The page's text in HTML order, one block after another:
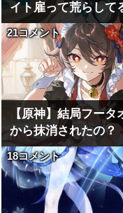
イト雇って荒らして
21コメント
【原神】結局フー
から抹消されたの？
18コメント